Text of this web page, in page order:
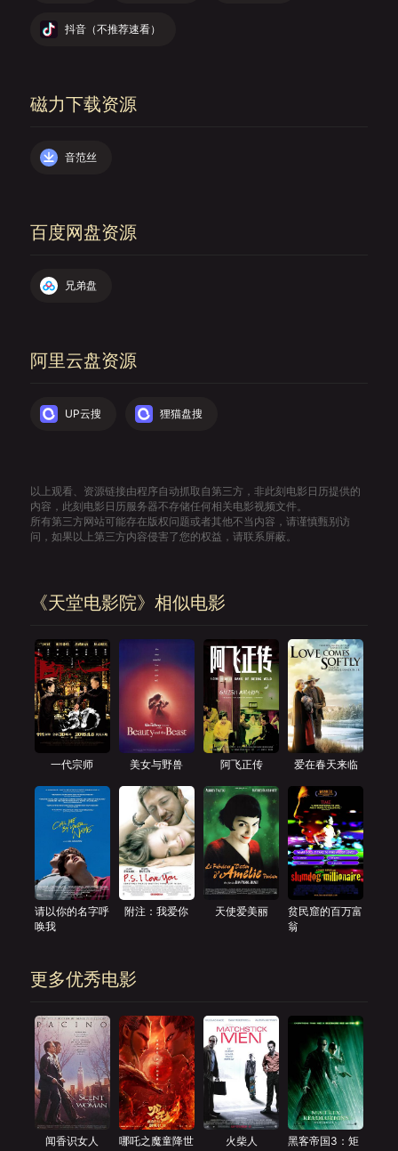
抖音（不推荐速看）
磁力下载资源
音范丝
百度网盘资源
兄弟盘
阿里云盘资源
UP云搜 狸猫盘搜
以上观看、资源链接由程序自动抓取自第三方，非此刻电影日历提供的
内容，此刻电影日历服务器不存储任何相关电影视频文件。
所有第三方网站可能存在版权问题或者其他不当内容，请谨慎甄别访
问，如果以上第三方内容侵害了您的权益，请联系屏蔽。
《天堂电影院》相似电影
一代宗师 美女与野兽 阿飞正传 爱在春天来临
请以你的名字呼
唤我
附注：我爱你 天使爱美丽
贫民窟的百万富
翁
更多优秀电影
闻香识女人 哪吒之魔童降世 火柴人
黑客帝国3：矩